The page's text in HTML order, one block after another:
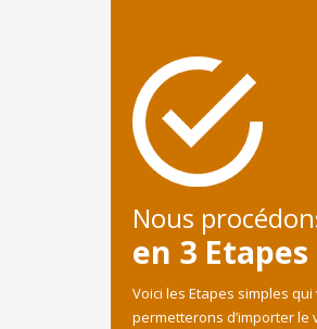
Nous
en 3 Etapes
Voici les Etapes simples qui
permetterons d’importer le